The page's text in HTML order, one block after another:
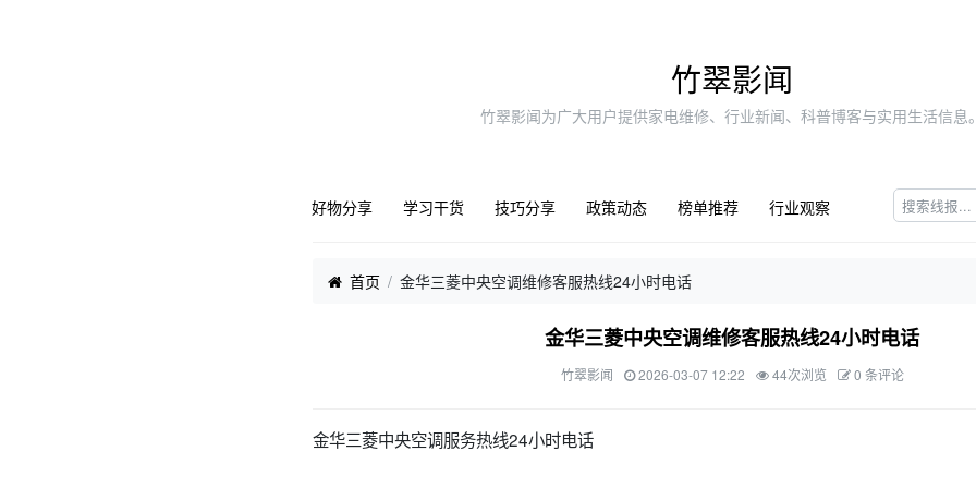
竹翠影闻
竹翠影闻为广大用户提供家电维修、行业新闻、科普博客与实用生活信息
好物分享 学习干货 技巧分享 政策动态 榜单推荐 行业观察
首页 金华三菱中央空调维修客服热线24小时电话
金华三菱中央空调维修客服热线24小时电话
竹翠影闻 2026-03-07 12:22 44次浏览 0 条评论
金华三菱中央空调服务热线24小时电话